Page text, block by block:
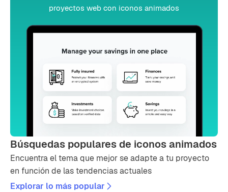
proyectos web con iconos animados
Búsquedas populares de iconos animados
Encuentra el tema que mejor se adapte a tu proyecto
en función de las tendencias actuales
Explorar lo más popular